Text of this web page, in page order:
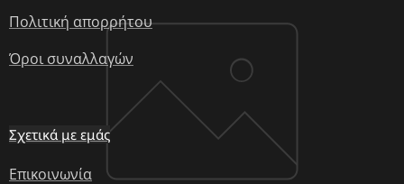
Πολιτική απορρήτου
Όροι συναλλαγών
Σχετικά με εμάς
Επικοινωνία